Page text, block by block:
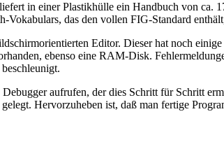
in einer Plastikhülle ein Handbuch von ca.
das den vollen FIG-Standard
Editor. Dieser hat noch
ebenso eine RAM-Disk.
aufrufen, der dies Schritt für Schritt
Hervorzuheben ist, daß man fertige